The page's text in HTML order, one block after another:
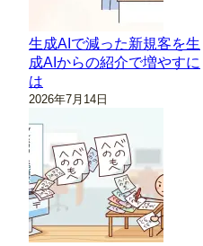
生成AIで減った新規客を生
成AIからの紹介で増やすに
は
2026年7月14日